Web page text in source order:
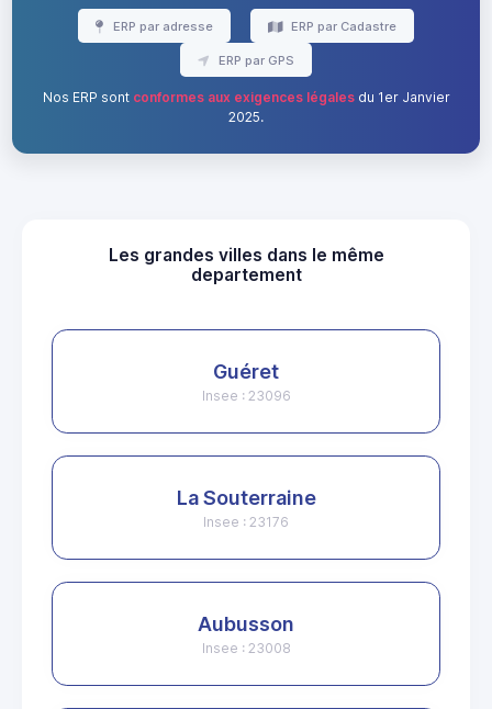
ERP par adresse ERP par Cadastre
ERP par GPS
Nos ERP sont conformes aux exigences légalesdu 1er Janvier
2025.
Les grandes villes dans le même
departement
Guéret
Insee : 23096
La Souterraine
Insee : 23176
Aubusson
Insee : 23008